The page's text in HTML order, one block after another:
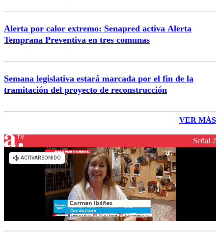
Alerta por calor extremo: Senapred activa Alerta
Temprana Preventiva en tres comunas
Semana legislativa estará marcada por el fin de la
tramitación del proyecto de reconstrucción
VER MÁS
Señal 2